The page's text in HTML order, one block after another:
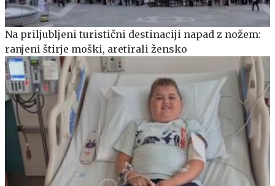
Na priljubljeni turistični destinaciji napad z nožem:
ranjeni štirje moški, aretirali žensko